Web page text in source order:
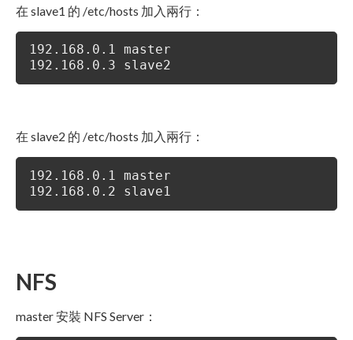
在 slave1 的 /etc/hosts 加入兩行：
192.168.0.1 master
192.168.0.3 slave2
在 slave2 的 /etc/hosts 加入兩行：
192.168.0.1 master
192.168.0.2 slave1
NFS
master 安裝 NFS Server：